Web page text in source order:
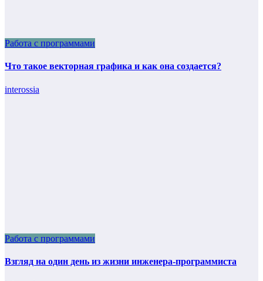
Работа с программами
Что такое векторная графика и как она создается?
interossia
Работа с программами
Взгляд на один день из жизни инженера-программиста